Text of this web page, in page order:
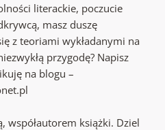
literackie, poczucie
masz duszę
z teoriami wykładanymi na
przygodę? Napisz
na blogu –
współautorem książki. Dziel